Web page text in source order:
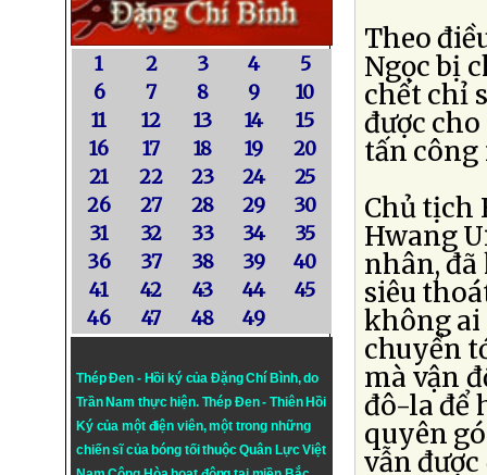
1 2 3 4
5
6
7 8 9
10
11
12 13 14
15
16
17 18 19
20
21
22 23 24
25
26
27 28 29
30
31
32 33 34
35
36
37 38 39
40
41
42 43 44
45
46
47 48 49
Thép Đen - Hồi ký của Đặng Chí Bình, do
Trần Nam thực hiện. Thép Đen- Thiên Hồi
Ký của một điện viên, một trong những
chiến sĩ của bóng tối thuộc Quân Lực Việt
Theo
Ngọc bị
chết chỉ
được
tấn công
Chủ tịch
Hwang
nhân,
siêu
không ai
chuyển
mà vận
đô-la để
quyên
vẫn